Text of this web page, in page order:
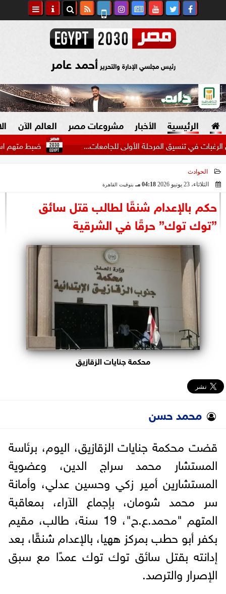
رئيس مجلسي الإدارة والتحرير أحمد عامر
الرئيسية الأخبار
السياسة
الرئاسة
البرلمان
دين وفتاوى
مشروعات مصر العالم الآن
ضبط متهم استغل تنسيق المرحلة الأولى للجامعات...
الحوادث
الثلاثاء، 23 يونيو 2026
04:18 مـ بتوقيت القاهرة
حكم بالإعدام شنقًا لطالب قتل سائق
”توك توك” حرقًا في الشرقية
محكمة جنايات الزقازيق
محمد حسن
قضت محكمة جنايات الزقازيق، اليوم، برئاسة
المستشار محمد سراج الدين، وعضوية
المستشارين أمير زكي وحسين عدلي، وأمانة
سر محمد شومان، بإجماع الآراء، بمعاقبة
المتهم "محمد.ع.ح"، 19 سنة، طالب، مقيم
بكفر أبو حطب بمركز ههيا، بالإعدام شنقًا، بعد
إدانته بقتل سائق توك توك عمدًا مع سبق
الإصرار والترصد.